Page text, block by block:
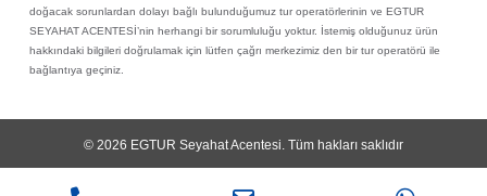
doğacak sorunlardan dolayı bağlı bulunduğumuz tur operatörlerinin ve EGTUR
SEYAHAT ACENTESİ’nin herhangi bir sorumluluğu yoktur. İstemiş olduğunuz ürün
hakkındaki bilgileri doğrulamak için lütfen çağrı merkezimiz den bir tur operatörü ile
bağlantıya geçiniz.
© 2026 EGTUR Seyahat Acentesi. Tüm hakları saklıdır